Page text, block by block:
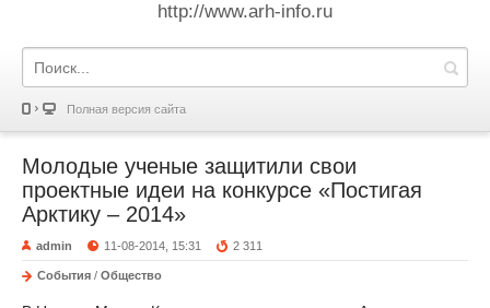
http://www.arh-info.ru
Полная версия сайта
Молодые ученые защитили свои
проектные идеи на конкурсе «Постигая
Арктику – 2014»
admin 11-08-2014, 15:31 2 311
События / Общество